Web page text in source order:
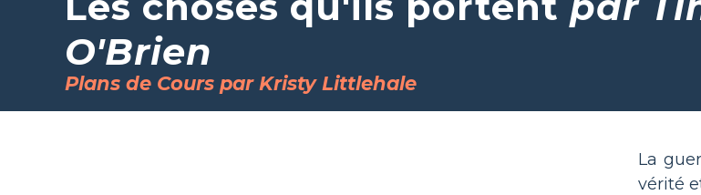
O'Brien
Plans de Cours par Kristy Littlehale
La
vérité